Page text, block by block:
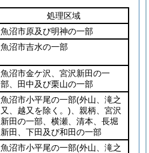
処理区域
魚沼市原及び明神の一部
魚沼市吉水の一部
魚沼市金ケ沢、宮沢新田の一
部、田中及び栗山の一部
魚沼市小平尾の一部(外山、滝之
又、越又を除く。) 、親柄、宮沢
新田の一部、横瀬、清本、長堀
新田、下田及び和田の一部
魚沼市小平尾の一部(外山、滝之